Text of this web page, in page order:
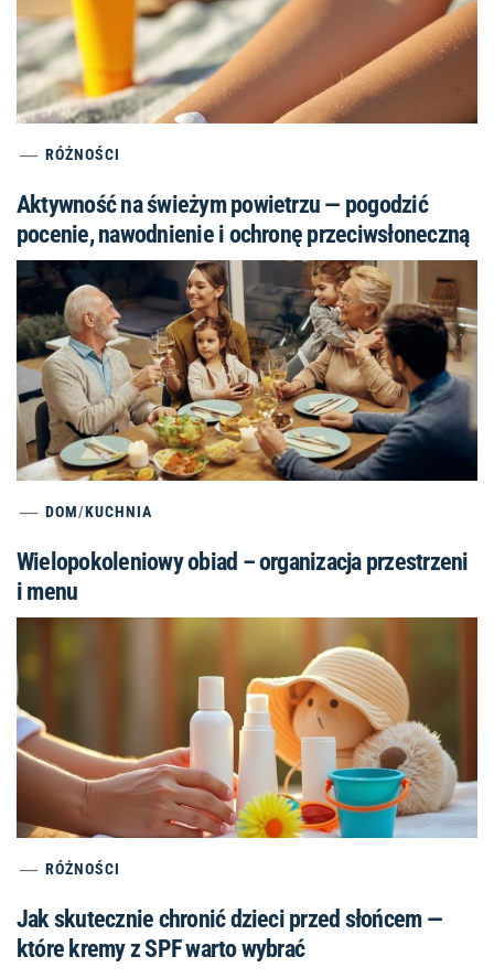
RÓŻNOŚCI
Aktywność na świeżym powietrzu — pogodzić
pocenie, nawodnienie i ochronę przeciwsłoneczną
DOM/KUCHNIA
Wielopokoleniowy obiad – organizacja przestrzeni
i menu
RÓŻNOŚCI
Jak skutecznie chronić dzieci przed słońcem —
które kremy z SPF warto wybrać